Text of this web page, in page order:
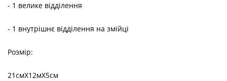
- 1 велике відділення
- 1 внутрішнє відділення на змійці
Розмір:
21смХ12мХ5см